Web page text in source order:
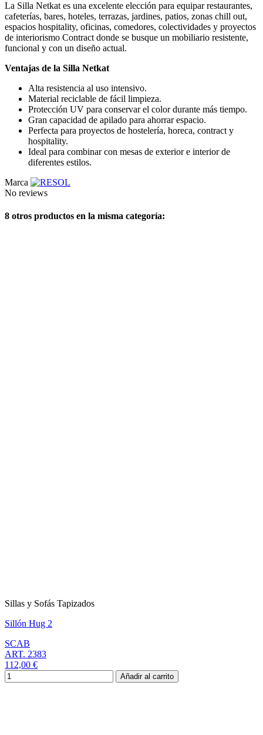
La Silla Netkat es una excelente elección para equipar restaurantes,
cafeterías, bares, hoteles, terrazas, jardines, patios, zonas chill out,
espacios hospitality, oficinas, comedores, colectividades y proyectos
de interiorismo Contract donde se busque un mobiliario resistente,
funcional y con un diseño actual.
Ventajas de la Silla Netkat
Alta resistencia al uso intensivo.
Material reciclable de fácil limpieza.
Protección UV para conservar el color durante más tiempo.
Gran capacidad de apilado para ahorrar espacio.
Perfecta para proyectos de hostelería, horeca, contract y
hospitality.
Ideal para combinar con mesas de exterior e interior de
diferentes estilos.
Marca
No reviews
8 otros productos en la misma categoría:
Sillas y Sofás Tapizados
Sillón Hug 2
SCAB
ART. 2383
112,00 €
Añadir al carrito